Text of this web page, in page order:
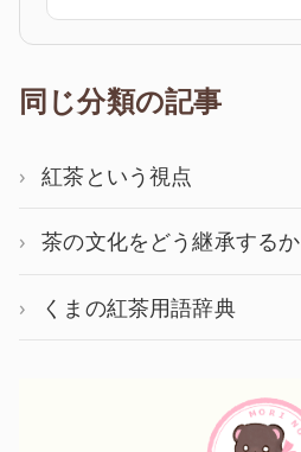
同じ分類の記事
紅茶という視点
茶の文化をどう継承するか
くまの紅茶用語辞典